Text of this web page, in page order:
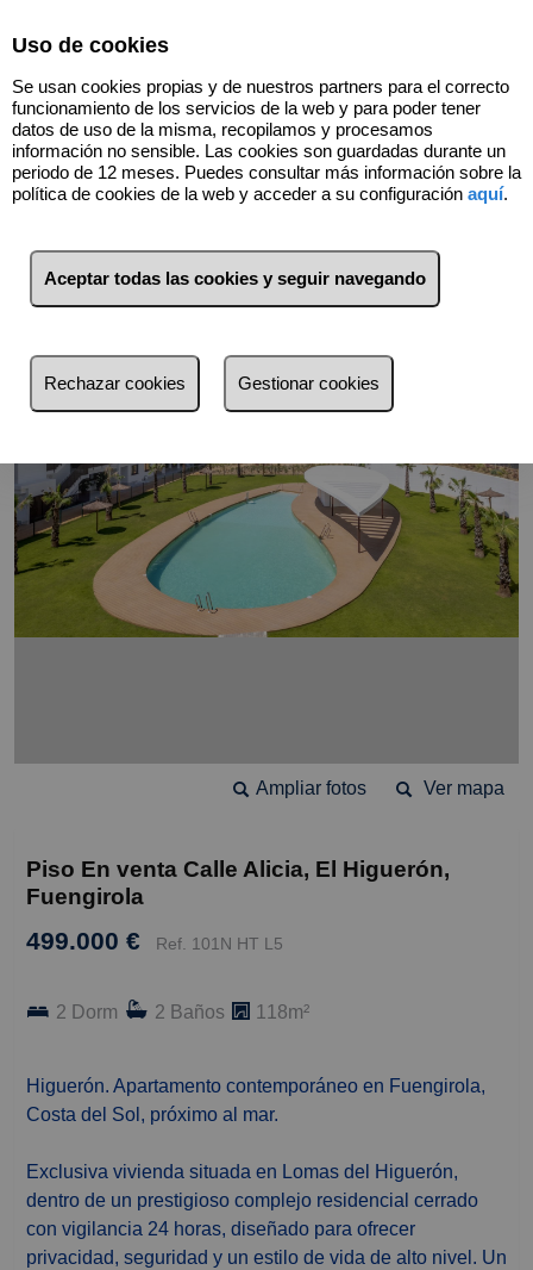
Volver
Ver mapa
Ampliar fotos
Piso En venta Calle Alicia, El Higuerón,
Fuengirola
499.000 € Ref. 101N HT L5
2 Dorm 2 Baños 118m²
Higuerón. Apartamento contemporáneo en Fuengirola,
Costa del Sol, próximo al mar.
Exclusiva vivienda situada en Lomas del Higuerón,
dentro de un prestigioso complejo residencial cerrado
con vigilancia 24 horas, diseñado para ofrecer
privacidad, seguridad y un estilo de vida de alto nivel. Un
Uso de cookies
Se usan cookies propias y de nuestros partners para el correcto
funcionamiento de los servicios de la web y para poder tener
datos de uso de la misma, recopilamos y procesamos
información no sensible. Las cookies son guardadas durante un
periodo de 12 meses. Puedes consultar más información sobre la
política de cookies de la web y acceder a su configuración aquí.
Aceptar todas las cookies y seguir navegando
Rechazar cookies Gestionar cookies